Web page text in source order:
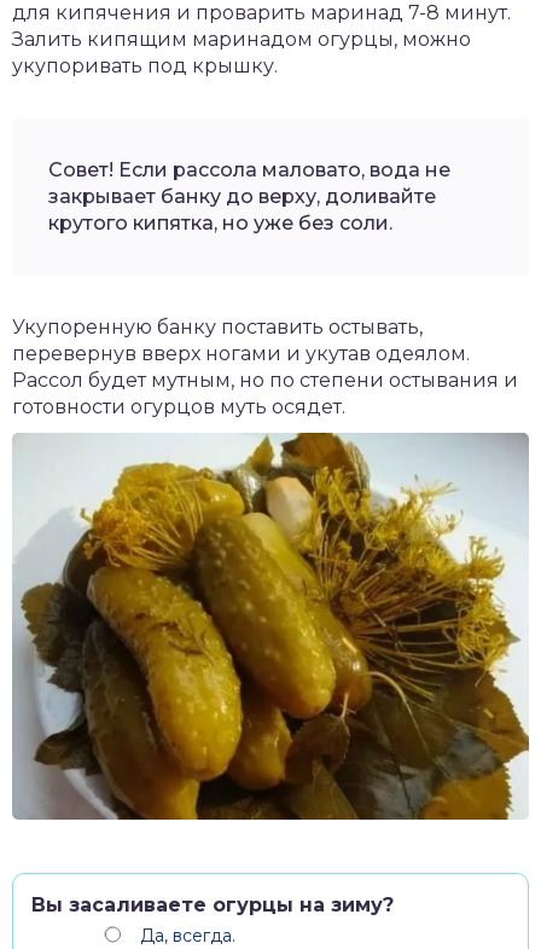
для кипячения и проварить маринад 7-8 минут.
Залить кипящим маринадом огурцы, можно
укупоривать под крышку.
Совет! Если рассола маловато, вода не
закрывает банку до верху, доливайте
крутого кипятка, но уже без соли.
Укупоренную банку поставить остывать,
перевернув вверх ногами и укутав одеялом.
Рассол будет мутным, но по степени остывания и
готовности огурцов муть осядет.
Вы засаливаете огурцы на зиму?
Да, всегда.